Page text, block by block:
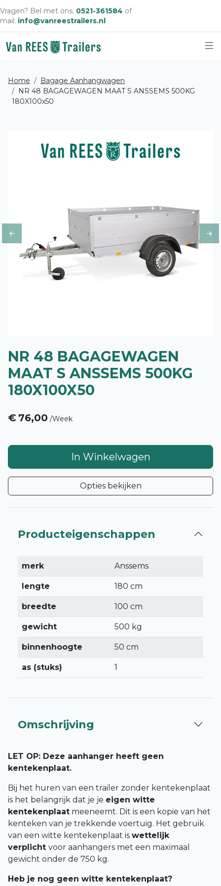
Vragen? Bel met ons: 0521-361584 of
mail: info@vanreestrailers.nl
Home
Bagage Aanhangwagen
NR 48 BAGAGEWAGEN MAAT S ANSSEMS 500KG
180X100x50
Previous
NR 48 BAGAGEWAGEN
MAAT S ANSSEMS 500KG
180X100X50
€ 76,00 /Week
In Winkelwagen
Opties bekijken
Producteigenschappen
merk Anssems
lengte 180 cm
breedte 100 cm
gewicht 500 kg
binnenhoogte 50 cm
as (stuks) 1
Omschrijving
LET OP: Deze aanhanger heeft geen
kentekenplaat.
Bij het huren van een trailer zonder kentekenplaat
is het belangrijk dat je je eigen witte
kentekenplaat meeneemt. Dit is een kopie van het
kenteken van je trekkende voertuig. Het gebruik
van een witte kentekenplaat is wettelijk
verplicht voor aanhangers met een maximaal
gewicht onder de 750 kg.
Heb je nog geen witte kentekenplaat?